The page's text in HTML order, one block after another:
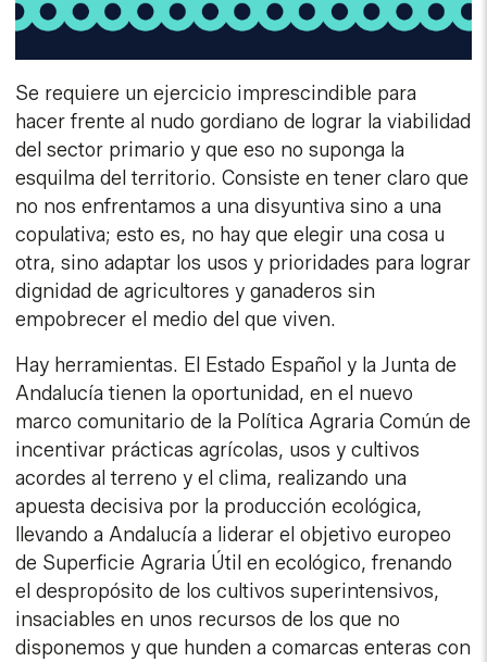
Se requiere un ejercicio imprescindible para
hacer frente al nudo gordiano de lograr la viabilidad
del sector primario y que eso no suponga la
esquilma del territorio. Consiste en tener claro que
no nos enfrentamos a una disyuntiva sino a una
copulativa; esto es, no hay que elegir una cosa u
otra, sino adaptar los usos y prioridades para lograr
dignidad de agricultores y ganaderos sin
empobrecer el medio del que viven.
Hay herramientas. El Estado Español y la Junta de
Andalucía tienen la oportunidad, en el nuevo
marco comunitario de la Política Agraria Común de
incentivar prácticas agrícolas, usos y cultivos
acordes al terreno y el clima, realizando una
apuesta decisiva por la producción ecológica,
llevando a Andalucía a liderar el objetivo europeo
de Superficie Agraria Útil en ecológico, frenando
el despropósito de los cultivos superintensivos,
insaciables en unos recursos de los que no
disponemos y que hunden a comarcas enteras con